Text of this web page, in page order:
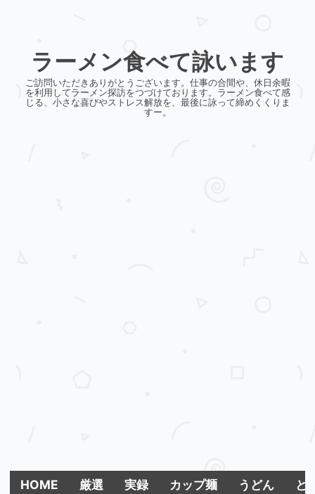
ラーメン食べて詠います
ご訪問いただきありがとうございます。仕事の合間や、休日余暇
を利用してラーメン探訪をつづけております。ラーメン食べて感
じる、小さな喜びやストレス解放を、最後に詠って締めくくりま
すー。
HOME 厳選 実録 カップ麺 うどん と